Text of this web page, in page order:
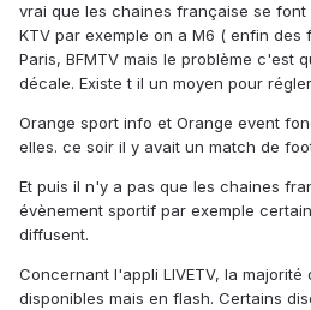
vrai que les chaines française se font
KTV par exemple on a M6 ( enfin des
Paris, BFMTV mais le problème c'est
décale. Existe t il un moyen pour
Orange sport info et Orange event
elles. ce soir il y avait un match de
Et puis il n'y a pas que les chaines
évènement sportif par exemple
diffusent.
Concernant l'appli LIVETV, la
disponibles mais en flash. Certains